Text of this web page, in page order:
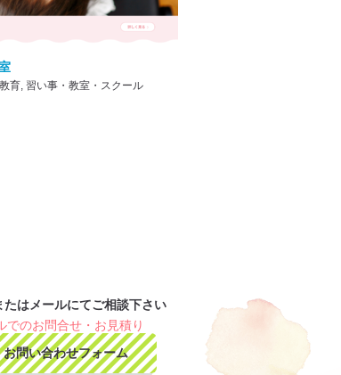
育, 習い事・教室・スクール
はメールにてご相談下さい
でのお問合せ・お見積り
お問い合わせフォーム